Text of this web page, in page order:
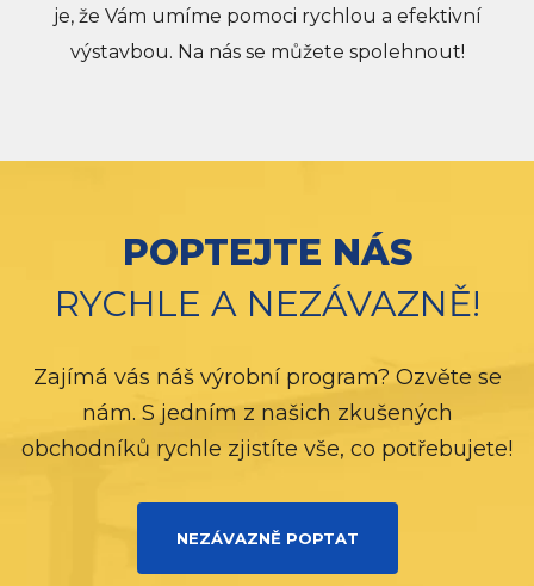
je, že Vám umíme pomoci rychlou a efektivní
výstavbou. Na nás se můžete spolehnout!
POPTEJTE NÁS
RYCHLE A NEZÁVAZNĚ!
Zajímá vás náš výrobní program? Ozvěte se
nám. S jedním z našich zkušených
obchodníků rychle zjistíte vše, co potřebujete!
NEZÁVAZNĚ POPTAT